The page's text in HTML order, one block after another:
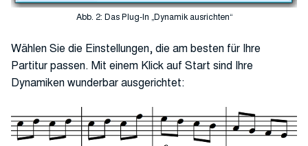
Abb. 2: Das Plug-In „Dynamik ausrichten“
Wählen Sie die Einstellungen, die am besten für Ihre
Partitur passen. Mit einem Klick auf Start sind Ihre
Dynamiken wunderbar ausgerichtet: